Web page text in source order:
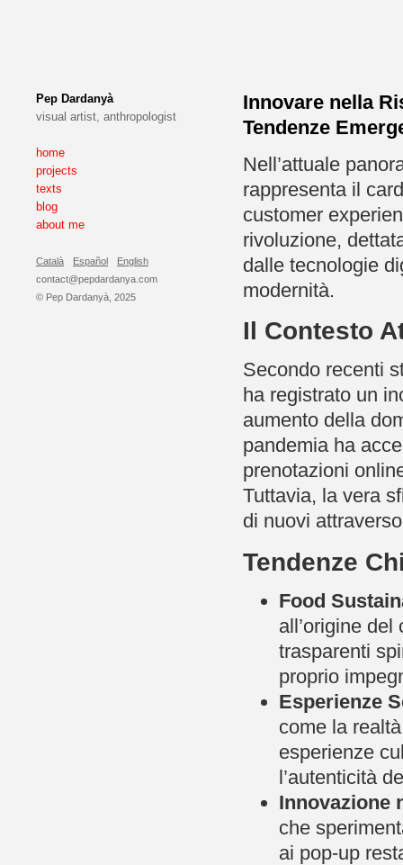
Pep Dardanyà
visual artist, anthropologist
home
projects
texts
blog
about me
Català Español
English
contact@pepdardanya.com
© Pep Dardanyà, 2025
Innovare nella
Tendenze
Nell’attuale
rappresenta il
customer
rivoluzione,
dalle tecnologie
modernità.
Il Contesto
Secondo recenti
ha registrato un
aumento della
pandemia ha
prenotazioni
Tuttavia, la vera
di nuovi
Tendenze
Food
all’origine
trasparenti
proprio
Esperienze
come la
esperienze
l’autenticità
Innovazione
che
ai pop-up